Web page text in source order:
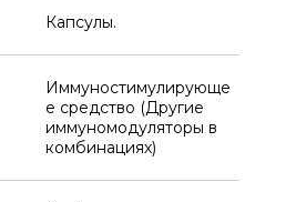
Капсулы.
Иммуностимулирующе
е средство (Другие
иммуномодуляторы в
комбинациях)